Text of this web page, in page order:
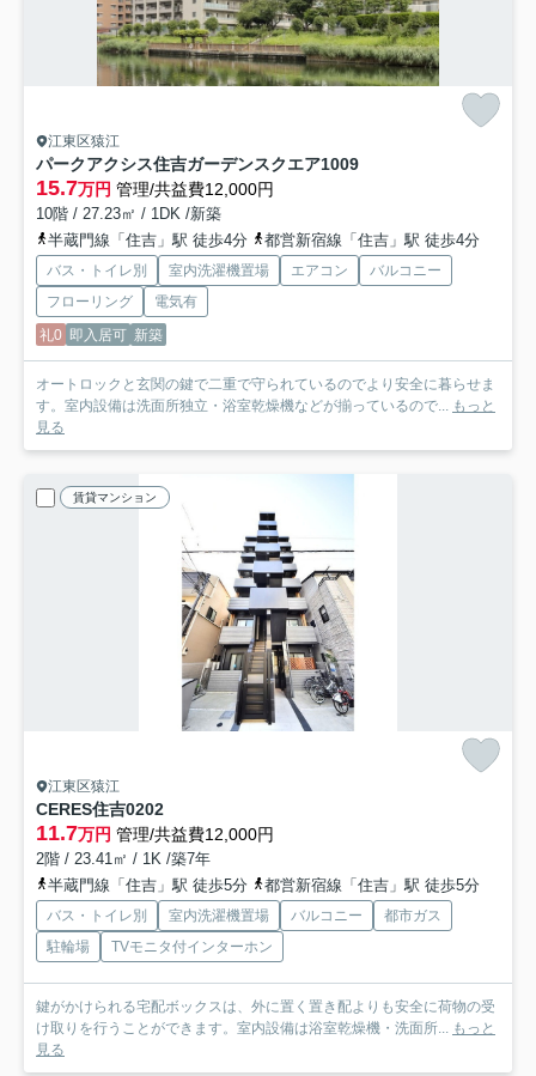
江東区猿江
パークアクシス住吉ガーデンスクエア1009
15.7万円 管理/共益費12,000円
10階 / 27.23㎡ / 1DK /新築
半蔵門線「住吉」駅 徒歩4分
都営新宿線「住吉」駅 徒歩4分
バス・トイレ別 室内洗濯機置場 エアコン
バルコニー
フローリング
電気有
礼0 即入居可 新築
オートロックと玄関の鍵で二重で守られているのでより安全に暮らせま
す。室内設備は洗面所独立・浴室乾燥機などが揃っているので... もっと
見る
賃貸マンション
江東区猿江
CERES住吉0202
11.7万円 管理/共益費12,000円
2階 / 23.41㎡ / 1K /築7年
半蔵門線「住吉」駅 徒歩5分
都営新宿線「住吉」駅 徒歩5分
バス・トイレ別 室内洗濯機置場 バルコニー
都市ガス
駐輪場
TVモニタ付インターホン
鍵がかけられる宅配ボックスは、外に置く置き配よりも安全に荷物の受
け取りを行うことができます。室内設備は浴室乾燥機・洗面所... もっと
見る